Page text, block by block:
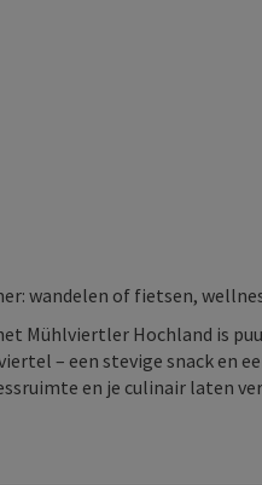
wandelen of fietsen,
Mühlviertler Hochland is
– een stevige snack en
en je culinair laten